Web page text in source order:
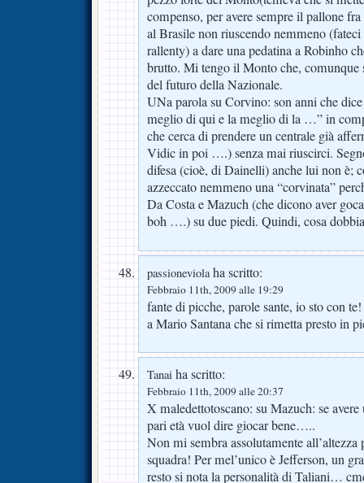
compenso, per avere sempre il pallone
al Brasile non riuscendo nemmeno (fateci
rallenty) a dare una pedatina a Robinho
brutto. Mi tengo il Monto che, comunque
del futuro della Nazionale.
UNa parola su Corvino: son anni che
meglio di qui e la meglio di la …” in
che cerca di prendere un centrale già
Vidic in poi ….) senza mai riuscirci.
difesa (cioè, di Dainelli) anche lui non è;
azzeccato nemmeno una “corvinata”
Da Costa e Mazuch (che dicono aver
boh ….) su due piedi. Quindi, cosa
passioneviolaha scritto:
Febbraio 11th, 2009 alle 19:29
fante di picche, parole sante, io sto con
a Mario Santana che si rimetta presto in
Tanai ha scritto:
Febbraio 11th, 2009 alle 20:37
X maledettotoscano: su Mazuch: se
pari età vuol dire giocar bene…..
Non mi sembra assolutamente
squadra! Per mel’unico è Jefferson, un
resto si nota la personalità di Taliani…